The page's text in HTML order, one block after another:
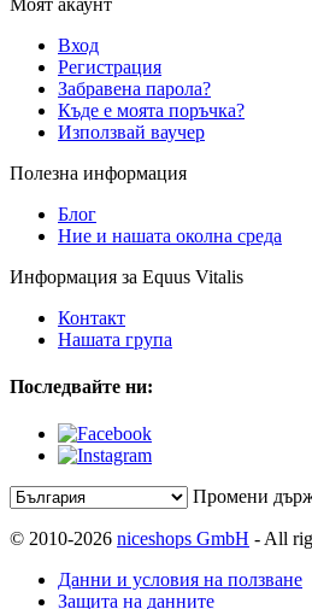
Вход
Регистрация
Забравена парола?
Къде е моята поръчка?
Използвай ваучер
Полезна информация
Блог
Ние и нашата околна среда
Информация за Equus Vitalis
Контакт
Нашата група
Последвайте ни:
Промени
© 2010-2026 niceshops GmbH - All
Данни и условия на ползване
Защита на данните